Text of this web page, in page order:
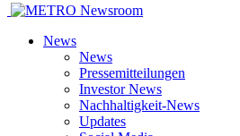
Newsroom
News
News
Pressemitteilungen
Investor News
Nachhaltigkeit-News
Updates